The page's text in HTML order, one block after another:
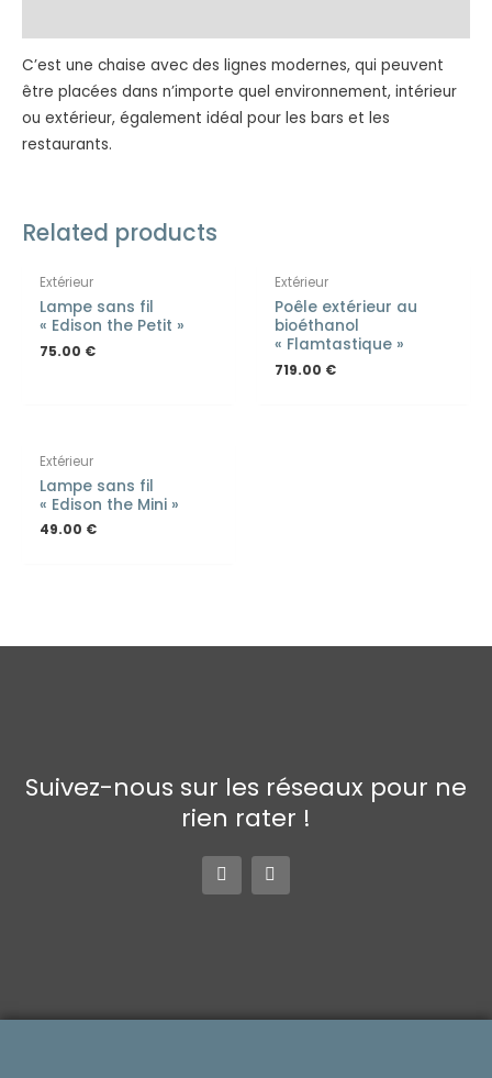
C’est une chaise avec des lignes modernes, qui peuvent
être placées dans n’importe quel environnement, intérieur
ou extérieur, également idéal pour les bars et les
restaurants.
Related products
EN RUPTURE DE STOCK
Extérieur
Lampe sans fil
« Edison the Petit »
75.00 €
Extérieur
Poêle extérieur au
bioéthanol
« Flamtastique »
719.00 €
Extérieur
Lampe sans fil
« Edison the Mini »
49.00 €
Suivez-nous sur les réseaux pour ne
rien rater !
F
a
c
f
I
n
s